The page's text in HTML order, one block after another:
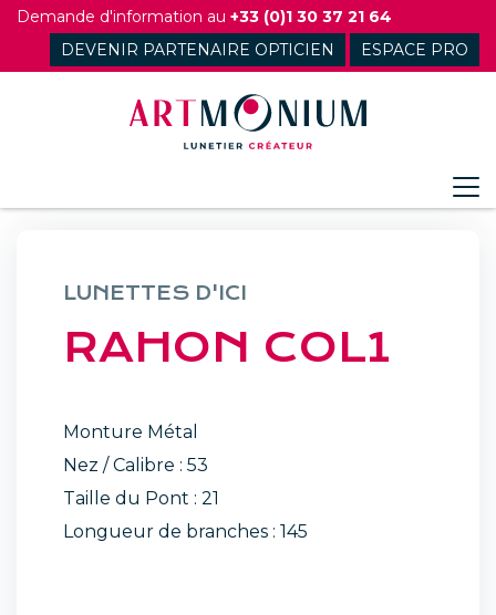
Skip
content
Demande d'information au +33 (0)1 30 37 21 64
DEVENIR PARTENAIRE OPTICIEN
ESPACE PRO
LUNETTES D'ICI
RAHON COL1
Monture Métal
Nez / Calibre : 53
Taille du Pont : 21
Longueur de branches : 145